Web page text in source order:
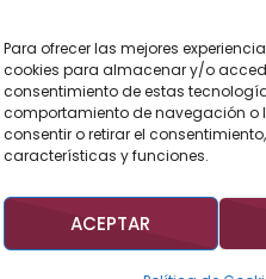
Para ofrecer las mejores
cookies para almacenar y/o
consentimiento de estas
comportamiento de navegación o
consentir o retirar el
características y funciones.
ACEPTAR